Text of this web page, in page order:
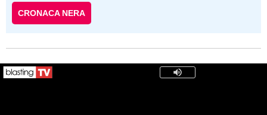
CRONACA NERA